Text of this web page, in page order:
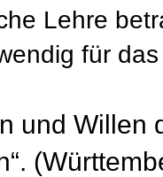
Lehre
für
und